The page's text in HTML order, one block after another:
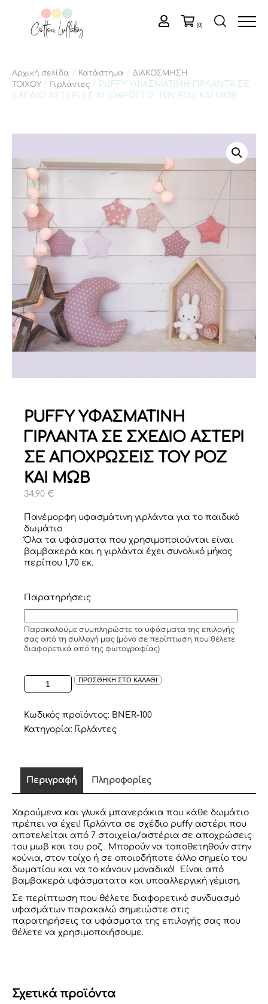
(0)
Αρχική σελίδα / Κατάστημα / ΔΙΑΚΟΣΜΗΣΗ
ΤΟΙΧΟΥ / Γιρλάντες / PUFFY ΥΦΑΣΜΑΤΙΝΗ ΓΙΡΛΑΝΤΑ ΣΕ
ΣΧΕΔΙΟ ΑΣΤΕΡΙ ΣΕ ΑΠΟΧΡΩΣΕΙΣ ΤΟΥ ΡΟΖ ΚΑΙ ΜΩΒ
PUFFY ΥΦΑΣΜΑΤΙΝΗ
ΓΙΡΛΑΝΤΑ ΣΕ ΣΧΕΔΙΟ ΑΣΤΕΡΙ
ΣΕ ΑΠΟΧΡΩΣΕΙΣ ΤΟΥ ΡΟΖ
ΚΑΙ ΜΩΒ
34,90 €
Πανέμορφη υφασμάτινη γιρλάντα για το παιδικό
δωμάτιο
Όλα τα υφάσματα που χρησιμοποιούνται είναι
βαμβακερά και η γιρλάντα έχει συνολικό μήκος
περίπου 1,70 εκ.
Παρατηρήσεις
Παρακαλούμε συμπληρώστε τα υφάσματα της επιλογής
σας από τη συλλογή μας (μόνο σε περίπτωση που θέλετε
διαφορετικά από της φωτογραφίας)
PUFFY
ΥΦΑΣΜΑΤΙΝΗ
ΣΕ
ΣΧΕΔΙΟ
ΑΣΤΕΡΙ
ΡΟΖ
ΚΑΙ
ποσότητα
ΠΡΟΣΘΗΚΗ ΣΤΟ ΚΑΛΑΘΙ
Κωδικός προϊόντος: BNER-100
Κατηγορία: Γιρλάντες
Περιγραφή Πληροφορίες
Χαρούμενα και γλυκά μπανεράκια που κάθε δωμάτιο
πρέπει να έχει! Γιρλάντα σε σχέδιο puffy αστέρι που
αποτελείται από 7 στοιχεία/αστέρια σε αποχρώσεις
του μωβ και του ροζ . Μπορούν να τοποθετηθούν στην
κούνια, στον τοίχο ή σε οποιοδήποτε άλλο σημείο του
δωματίου και να το κάνουν μοναδικό! Είναι από
βαμβακερά υφάσματατα και υποαλλεργική γέμιση.
Σε περίπτωση που θέλετε διαφορετικό συνδυασμό
υφασμάτων παρακαλώ σημειώστε στις
παρατηρήσεις τα υφάσματα της επιλογής σας που
θέλετε να χρησιμοποιήσουμε.
Σχετικά προϊόντα